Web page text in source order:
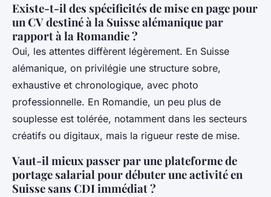
Existe-t-il des spécificités de mise en page pour
un CV destiné à la Suisse alémanique par
rapport à la Romandie ?
Oui, les attentes diffèrent légèrement. En Suisse
alémanique, on privilégie une structure sobre,
exhaustive et chronologique, avec photo
professionnelle. En Romandie, un peu plus de
souplesse est tolérée, notamment dans les secteurs
créatifs ou digitaux, mais la rigueur reste de mise.
Vaut-il mieux passer par une plateforme de
portage salarial pour débuter une activité en
Suisse sans CDI immédiat ?